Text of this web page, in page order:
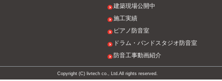
建築現場公開中
施工実績
ピアノ防音室
ドラム・バンドスタジオ防音室
防音工事動画紹介
Copyright (C) livtech co., Ltd.All rights reserved.